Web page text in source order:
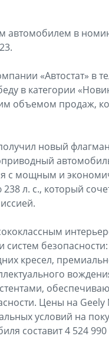
автомобилем в
«Автостат» в
в категории
объемом продаж,
новый
с мощным и
л. с., который
кресел,
Цены на Geely
условий на
составит 4 524 990